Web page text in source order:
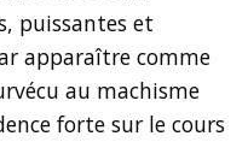
puissantes et
apparaître comme
au machisme
forte sur le cours